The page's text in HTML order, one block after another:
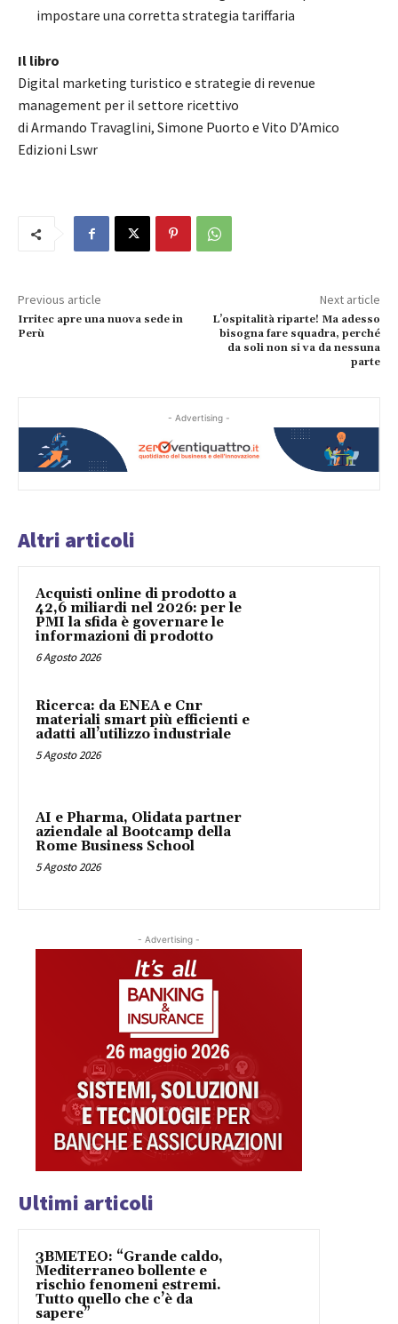
impostare una corretta strategia tariffaria
Il libro
Digital marketing turistico e strategie di revenue
management per il settore ricettivo
di Armando Travaglini, Simone Puorto e Vito D’Amico
Edizioni Lswr
Previous article
Irritec apre una nuova sede in
Perù
Next article
L’ospitalità riparte! Ma adesso
bisogna fare squadra, perché
da soli non si va da nessuna
parte
- Advertising -
Altri articoli
Acquisti online di prodotto a
42,6 miliardi nel 2026: per le
PMI la sfida è governare le
informazioni di prodotto
6 Agosto 2026
Ricerca: da ENEA e Cnr
materiali smart più efficienti e
adatti all’utilizzo industriale
5 Agosto 2026
AI e Pharma, Olidata partner
aziendale al Bootcamp della
Rome Business School
5 Agosto 2026
- Advertising -
Ultimi articoli
3BMETEO: “Grande caldo,
Mediterraneo bollente e
rischio fenomeni estremi.
Tutto quello che c’è da
sapere”